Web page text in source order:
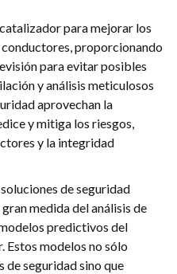
para mejorar los
proporcionando
para evitar posibles
y análisis meticulosos
aprovechan la
y mitiga los riesgos,
y la integridad
de seguridad
medida del análisis de
predictivos del
modelos no sólo
seguridad sino que